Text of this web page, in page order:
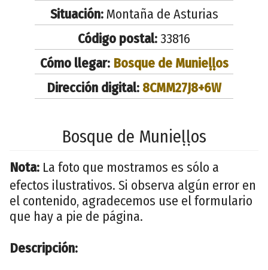
Situación:Montaña de Asturias
Código postal: 33816
Cómo llegar: Bosque de Munieḷḷos
Dirección digital: 8CMM27J8+6W
Bosque de Munieḷḷos
Nota: La foto que mostramos es sólo a
efectos ilustrativos. Si observa algún error en
el contenido, agradecemos use el formulario
que hay a pie de página.
Descripción: